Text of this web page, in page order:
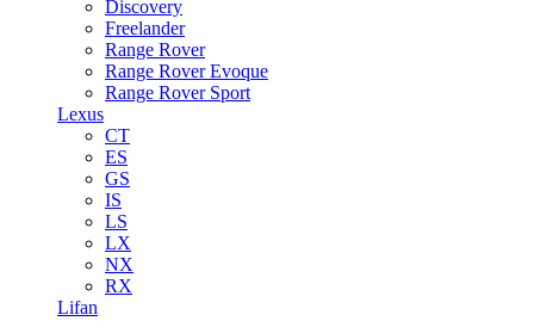
Discovery
Freelander
Range Rover
Range Rover Evoque
Range Rover Sport
Lexus
CT
ES
GS
IS
LS
LX
NX
RX
Lifan